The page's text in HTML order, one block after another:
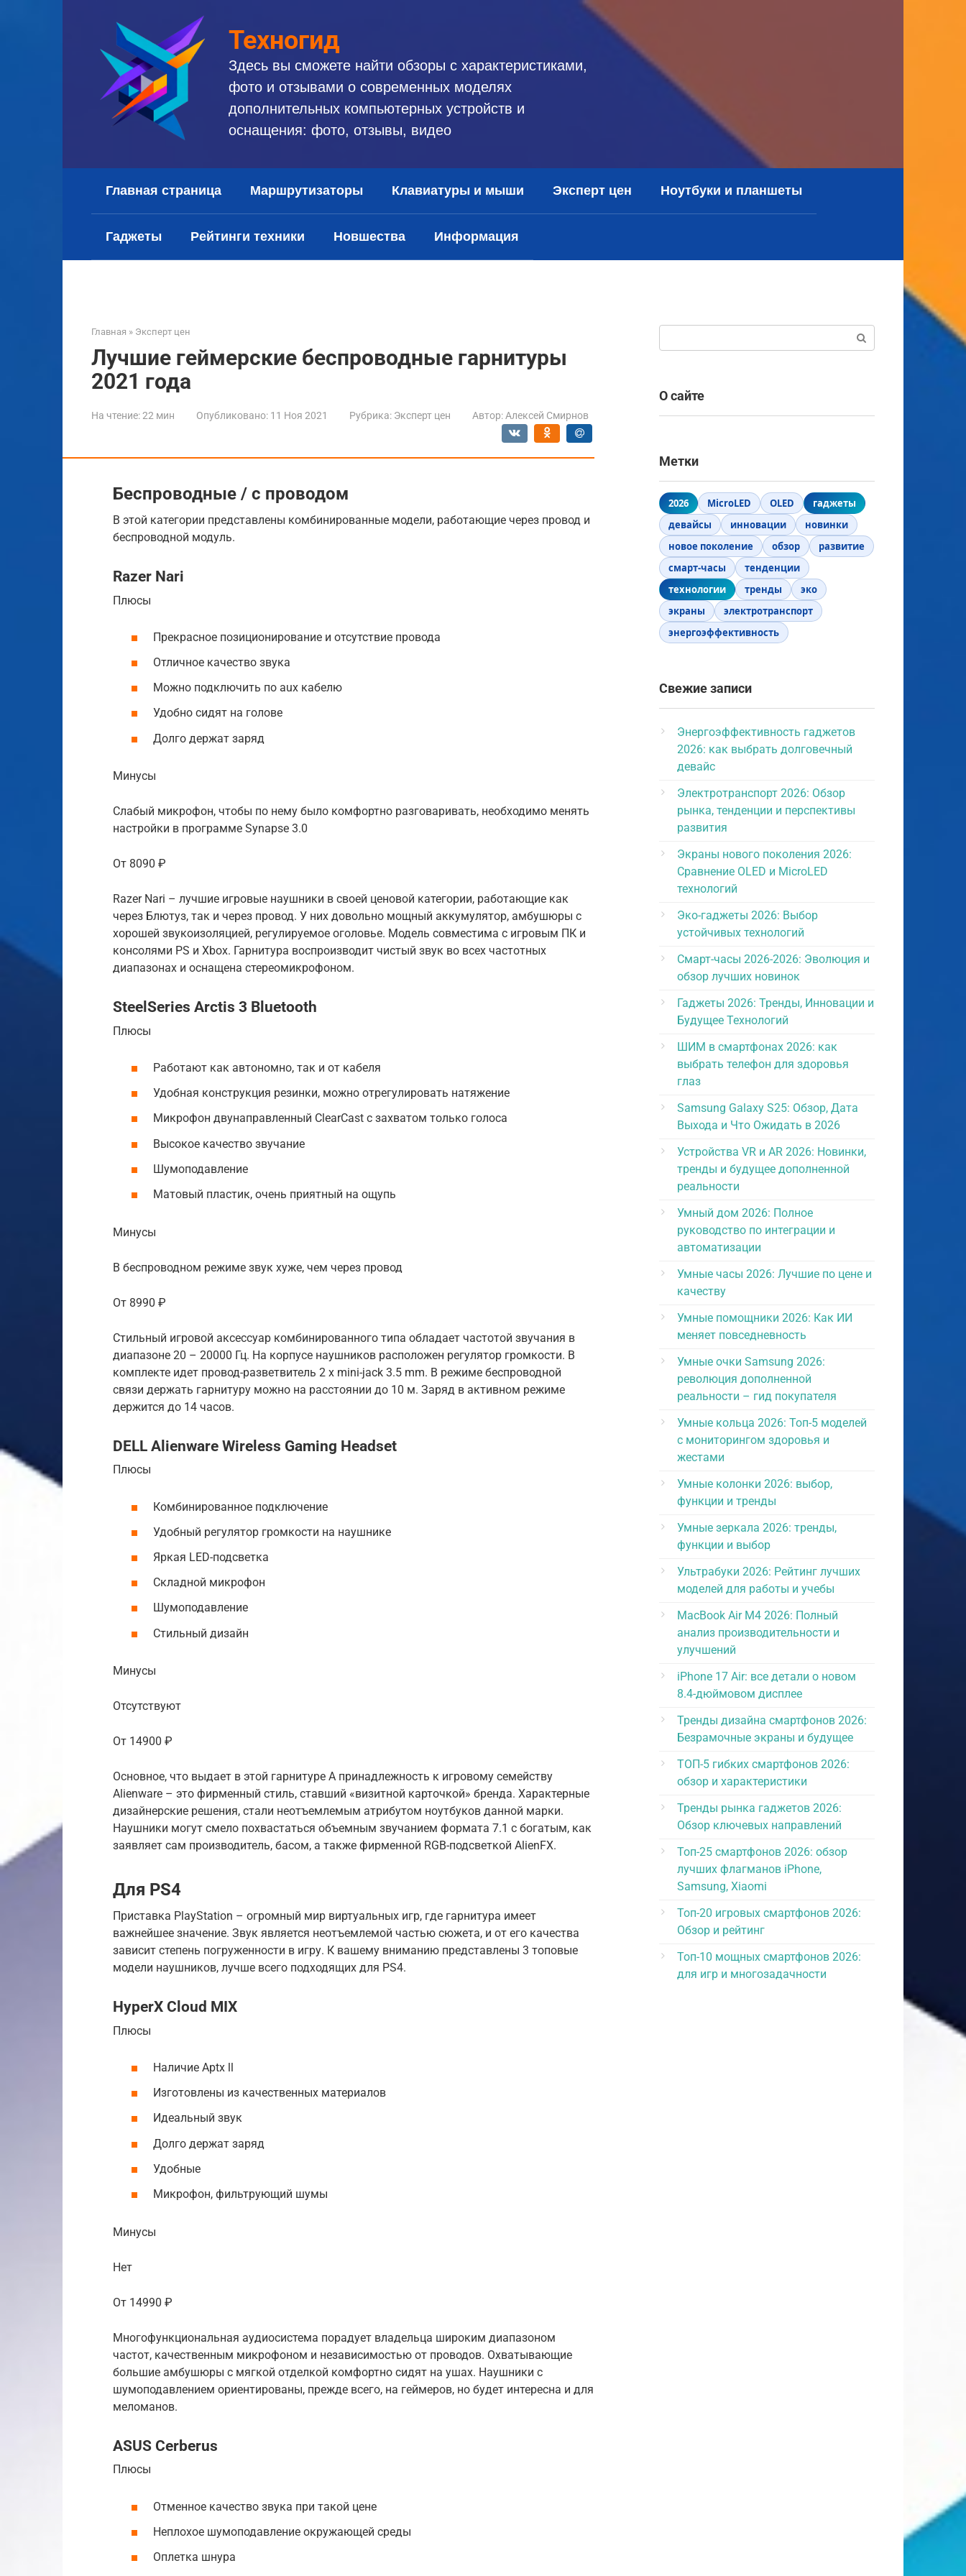
Техногид
Здесь вы сможете найти обзоры с характеристиками,
фото и отзывами о современных моделях
дополнительных компьютерных устройств и
оснащения: фото, отзывы, видео
Главная страница Маршрутизаторы Клавиатуры и мыши Эксперт цен Ноутбуки и планшеты
Гаджеты Рейтинги техники Новшества Информация
Главная » Эксперт цен
Лучшие геймерские беспроводные гарнитуры
2021 года
На чтение:22 мин Опубликовано: 11 Ноя 2021 Рубрика: Эксперт цен Автор: Алексей Смирнов
Беспроводные / с проводом
В этой категории представлены комбинированные модели, работающие через провод и
беспроводной модуль.
Razer Nari
Плюсы
Прекрасное позиционирование и отсутствие провода
Отличное качество звука
Можно подключить по aux кабелю
Удобно сидят на голове
Долго держат заряд
Минусы
Слабый микрофон, чтобы по нему было комфортно разговаривать, необходимо менять
настройки в программе Synapse 3.0
От 8090 ₽
Razer Nari – лучшие игровые наушники в своей ценовой категории, работающие как
через Блютуз, так и через провод. У них довольно мощный аккумулятор, амбушюры с
хорошей звукоизоляцией, регулируемое оголовье. Модель совместима с игровым ПК и
консолями PS и Xbox. Гарнитура воспроизводит чистый звук во всех частотных
диапазонах и оснащена стереомикрофоном.
SteelSeries Arctis 3 Bluetooth
Плюсы
Работают как автономно, так и от кабеля
Удобная конструкция резинки, можно отрегулировать натяжение
Микрофон двунаправленный ClearCast с захватом только голоса
Высокое качество звучание
Шумоподавление
Матовый пластик, очень приятный на ощупь
Минусы
В беспроводном режиме звук хуже, чем через провод
От 8990 ₽
Стильный игровой аксессуар комбинированного типа обладает частотой звучания в
диапазоне 20 – 20000 Гц. На корпусе наушников расположен регулятор громкости. В
комплекте идет провод-разветвитель 2 x mini-jack 3.5 mm. В режиме беспроводной
связи держать гарнитуру можно на расстоянии до 10 м. Заряд в активном режиме
держится до 14 часов.
DELL Alienware Wireless Gaming Headset
Плюсы
Комбинированное подключение
Удобный регулятор громкости на наушнике
Яркая LED-подсветка
Складной микрофон
Шумоподавление
Стильный дизайн
Минусы
Отсутствуют
От 14900 ₽
Основное, что выдает в этой гарнитуре A принадлежность к игровому семейству
Alienware – это фирменный стиль, ставший «визитной карточкой» бренда. Характерные
дизайнерские решения, стали неотъемлемым атрибутом ноутбуков данной марки.
Наушники могут смело похвастаться объемным звучанием формата 7.1 с богатым, как
заявляет сам производитель, басом, а также фирменной RGB-подсветкой AlienFX.
Для PS4
Приставка PlayStation – огромный мир виртуальных игр, где гарнитура имеет
важнейшее значение. Звук является неотъемлемой частью сюжета, и от его качества
зависит степень погруженности в игру. К вашему вниманию представлены 3 топовые
модели наушников, лучше всего подходящих для PS4.
HyperX Cloud MIX
Плюсы
Наличие Aptx ll
Изготовлены из качественных материалов
Идеальный звук
Долго держат заряд
Удобные
Микрофон, фильтрующий шумы
Минусы
Нет
От 14990 ₽
Многофункциональная аудиосистема порадует владельца широким диапазоном
частот, качественным микрофоном и независимостью от проводов. Охватывающие
большие амбушюры с мягкой отделкой комфортно сидят на ушах. Наушники с
шумоподавлением ориентированы, прежде всего, на геймеров, но будет интересна и для
меломанов.
ASUS Cerberus
Плюсы
Отменное качество звука при такой цене
Неплохое шумоподавление окружающей среды
Оплетка шнура
О сайте
Метки
2026 MicroLED OLED
гаджеты
девайсы
инновации
новинки
новое поколение
обзор
развитие
смарт-часы
тенденции
технологии
тренды
эко
экраны
электротранспорт
энергоэффективность
Свежие записи
Энергоэффективность гаджетов
2026: как выбрать долговечный
девайс
Электротранспорт 2026: Обзор
рынка, тенденции и перспективы
развития
Экраны нового поколения 2026:
Сравнение OLED и MicroLED
технологий
Эко-гаджеты 2026: Выбор
устойчивых технологий
Смарт-часы 2026-2026: Эволюция и
обзор лучших новинок
Гаджеты 2026: Тренды, Инновации и
Будущее Технологий
ШИМ в смартфонах 2026: как
выбрать телефон для здоровья
глаз
Samsung Galaxy S25: Обзор, Дата
Выхода и Что Ожидать в 2026
Устройства VR и AR 2026: Новинки,
тренды и будущее дополненной
реальности
Умный дом 2026: Полное
руководство по интеграции и
автоматизации
Умные часы 2026: Лучшие по цене и
качеству
Умные помощники 2026: Как ИИ
меняет повседневность
Умные очки Samsung 2026:
революция дополненной
реальности – гид покупателя
Умные кольца 2026: Топ-5 моделей
с мониторингом здоровья и
жестами
Умные колонки 2026: выбор,
функции и тренды
Умные зеркала 2026: тренды,
функции и выбор
Ультрабуки 2026: Рейтинг лучших
моделей для работы и учебы
MacBook Air M4 2026: Полный
анализ производительности и
улучшений
iPhone 17 Air: все детали о новом
8.4-дюймовом дисплее
Тренды дизайна смартфонов 2026:
Безрамочные экраны и будущее
ТОП-5 гибких смартфонов 2026:
обзор и характеристики
Тренды рынка гаджетов 2026:
Обзор ключевых направлений
Топ-25 смартфонов 2026: обзор
лучших флагманов iPhone,
Samsung, Xiaomi
Топ-20 игровых смартфонов 2026:
Обзор и рейтинг
Топ-10 мощных смартфонов 2026:
для игр и многозадачности